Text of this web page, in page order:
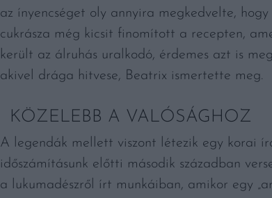
az ínyencséget oly annyira megkedvelte,
cukrásza még kicsit finomított a recepten,
került az álruhás uralkodó, érdemes azt is
akivel drága hitvese, Beatrix ismertette meg.
KÖZELEBB A VALÓSÁGHOZ
A legendák mellett viszont létezik egy korai
időszámításunk előtti második században
a lukumadészről írt munkáiban, amikor egy